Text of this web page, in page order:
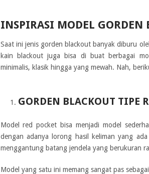
INSPIRASI MODEL GORDEN
Saat ini jenis gorden blackout banyak diburu
kain blackout juga bisa di buat berbagai
minimalis, klasik hingga yang mewah. Nah,
GORDEN BLACKOUT TIPE
Model red pocket bisa menjadi model
dengan adanya lorong hasil keliman yang
menggantung batang jendela yang berukuran
Model yang satu ini memang sangat pas